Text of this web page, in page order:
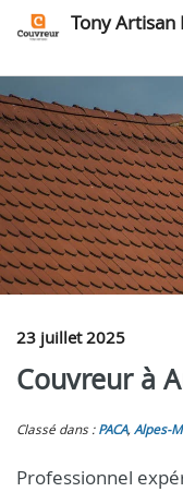
Tony Artisan
23 juillet 2025
Couvreur à
Classé dans : PACA, Alpes-
Professionnel